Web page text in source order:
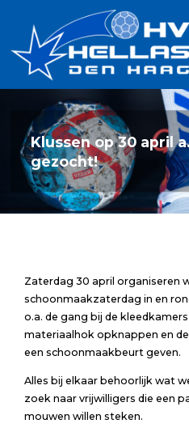
inhoud
Klussen op 30 april
gezocht!
Zaterdag 30 april organiseren
schoonmaakzaterdag in en
o.a. de gang bij de
materiaalhok opknappen en
een schoonmaakbeurt geven.
Alles bij elkaar behoorlijk wat
zoek naar vrijwilligers die een
mouwen willen steken.